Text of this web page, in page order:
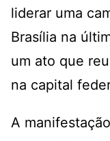
liderar uma
Brasília na
um ato que
na capital
A